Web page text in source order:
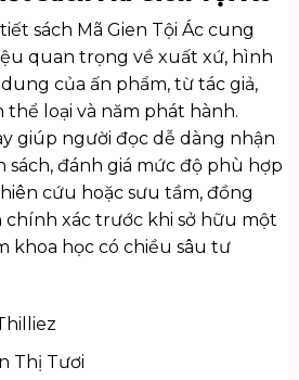
sách Mã Gien Tội Ác cung
quan trọng về xuất xứ, hình
của ấn phẩm, từ tác giả,
loại và năm phát hành.
giúp người đọc dễ dàng nhận
sách, đánh giá mức độ phù hợp
cứu hoặc sưu tầm, đồng
chính xác trước khi sở hữu một
khoa học có chiều sâu tư
Thị Tươi